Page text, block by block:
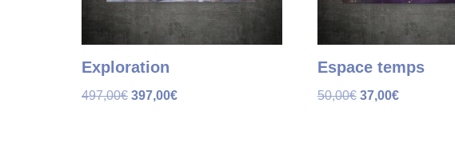
Exploration
497,00€ 397,00€
Espace temps
50,00€ 37,00€